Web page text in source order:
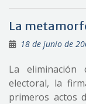
La
18 de junio de
La eliminación
electoral, la
primeros actos